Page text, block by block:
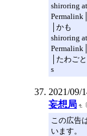
shiroring
│かも
shiroring
│たわごと
s
2021/09/
妄想局
この広告
います。